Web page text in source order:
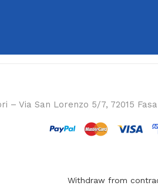
– Via San Lorenzo 5/7, 72015
Withdraw from